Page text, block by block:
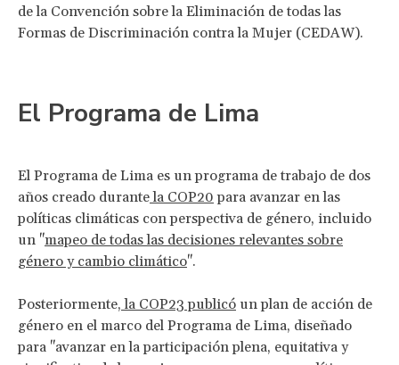
de la Convención sobre la Eliminación de todas las
Formas de Discriminación contra la Mujer (CEDAW).
El Programa de Lima
El Programa de Lima es un programa de trabajo de dos
años creado durantela COP20 para avanzar en las
políticas climáticas con perspectiva de género, incluido
un "mapeo de todas las decisiones relevantes sobre
género y cambio climático".
Posteriormente, la COP23 publicó un plan de acción de
género en el marco del Programa de Lima, diseñado
para "avanzar en la participación plena, equitativa y